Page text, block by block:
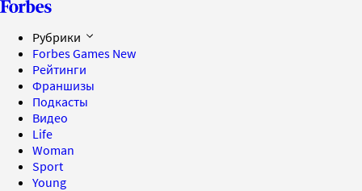
Рубрики
Forbes Games New
Рейтинги
Франшизы
Подкасты
Видео
Life
Woman
Sport
Young